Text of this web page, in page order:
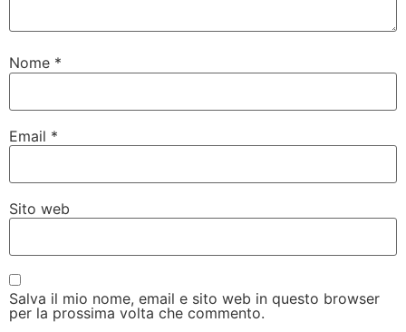
Nome *
Email *
Sito web
Salva il mio nome, email e sito web in questo browser
per la prossima volta che commento.